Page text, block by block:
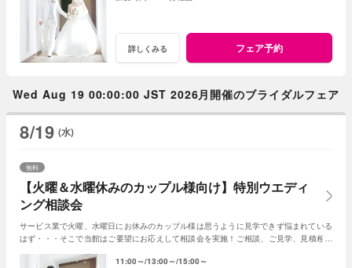
詳しくみる フェア予約
Wed Aug 19 00:00:00 JST 2026月開催のブライダルフェア
8/19 (水)
【火曜＆水曜休みのカップル様向け】特別ウエディ
ング相談会
無料
サービス業で火曜、水曜日にお休みのカップル様は思うように見学できず悩まれている
はず・・・そこで当館はご要望にお応えして相談会を実施！ご相談、ご見学、見積相談
11:00～ 13:00～ 15:00～